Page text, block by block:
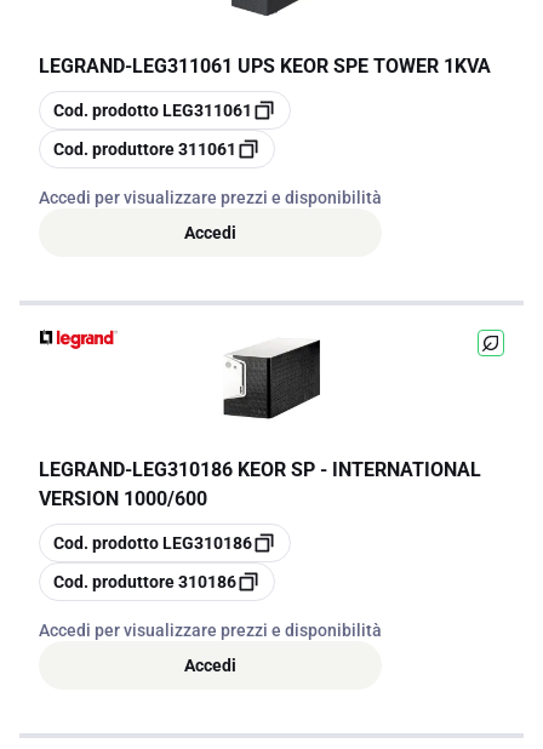
LEGRAND-LEG311061 UPS KEOR SPE TOWER 1KVA
copia
Cod. prodottoLEG311061
copia
Cod. produttore311061
Accedi per visualizzare prezzi e disponibilità
Accedi
LEGRAND-LEG310186 KEOR SP - INTERNATIONAL
VERSION 1000/600
copia
Cod. prodottoLEG310186
copia
Cod. produttore310186
Accedi per visualizzare prezzi e disponibilità
Accedi